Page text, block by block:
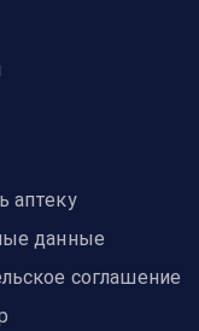
аптеку
данные
соглашение